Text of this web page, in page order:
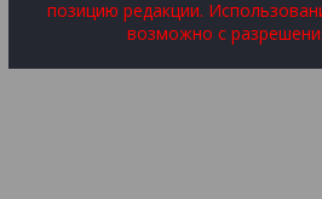
позицию редакции.
возможно с